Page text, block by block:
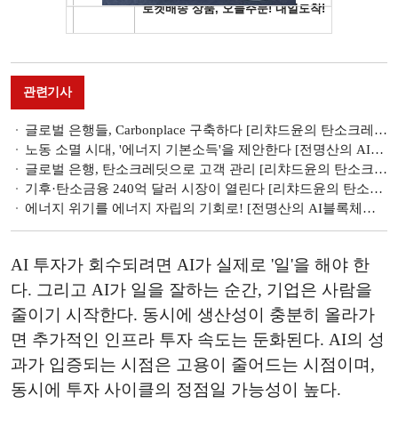
관련기사
글로벌 은행들, Carbonplace 구축하다 [리챠드윤의 탄소크레딧 이야기③]
노동 소멸 시대, '에너지 기본소득'을 제안한다 [전명산의 AI블록체인도시 이야기③]
글로벌 은행, 탄소크레딧으로 고객 관리 [리챠드윤의 탄소크레딧 이야기②]
기후·탄소금융 240억 달러 시장이 열린다 [리챠드윤의 탄소크레딧 이야기①]
에너지 위기를 에너지 자립의 기회로! [전명산의 AI블록체인도시 이야기②]
AI 투자가 회수되려면 AI가 실제로 '일'을 해야 한
다. 그리고 AI가 일을 잘하는 순간, 기업은 사람을
줄이기 시작한다. 동시에 생산성이 충분히 올라가
면 추가적인 인프라 투자 속도는 둔화된다. AI의 성
과가 입증되는 시점은 고용이 줄어드는 시점이며,
동시에 투자 사이클의 정점일 가능성이 높다.